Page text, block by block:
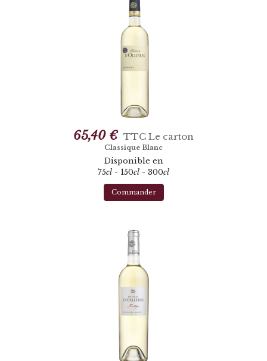
65,40 € TTC Le carton
Classique Blanc
Disponible en
75cl - 150cl - 300cl
Commander